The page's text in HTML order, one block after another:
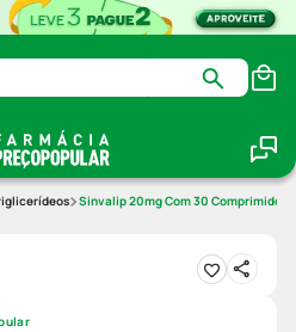
Sinvalip 20mg Com 30 Comprimidos